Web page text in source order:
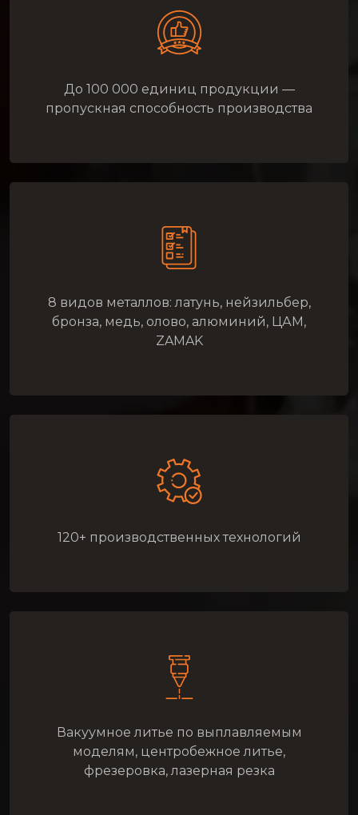
До 100 000 единиц продукции —
пропускная способность производства
8 видов металлов: латунь, нейзильбер,
бронза, медь, олово, алюминий, ЦАМ,
ZAMAK
120+ производственных технологий
Вакуумное литье по выплавляемым
моделям, центробежное литье,
фрезеровка, лазерная резка